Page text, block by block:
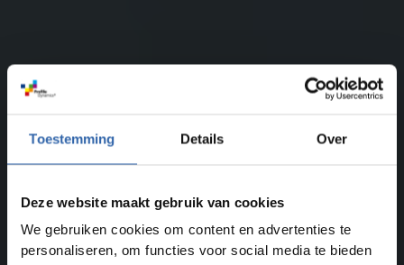
Toestemming Details Over
Deze website maakt gebruik van cookies
We gebruiken cookies om content en advertenties te
personaliseren, om functies voor social media te bieden